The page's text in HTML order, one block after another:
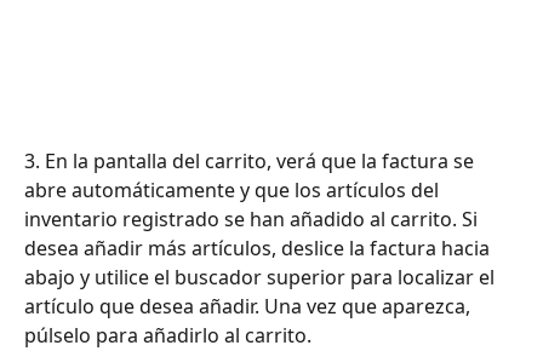
3. En la pantalla del carrito, verá que la factura se
abre automáticamente y que los artículos del
inventario registrado se han añadido al carrito. Si
desea añadir más artículos, deslice la factura hacia
abajo y utilice el buscador superior para localizar el
artículo que desea añadir. Una vez que aparezca,
púlselo para añadirlo al carrito.